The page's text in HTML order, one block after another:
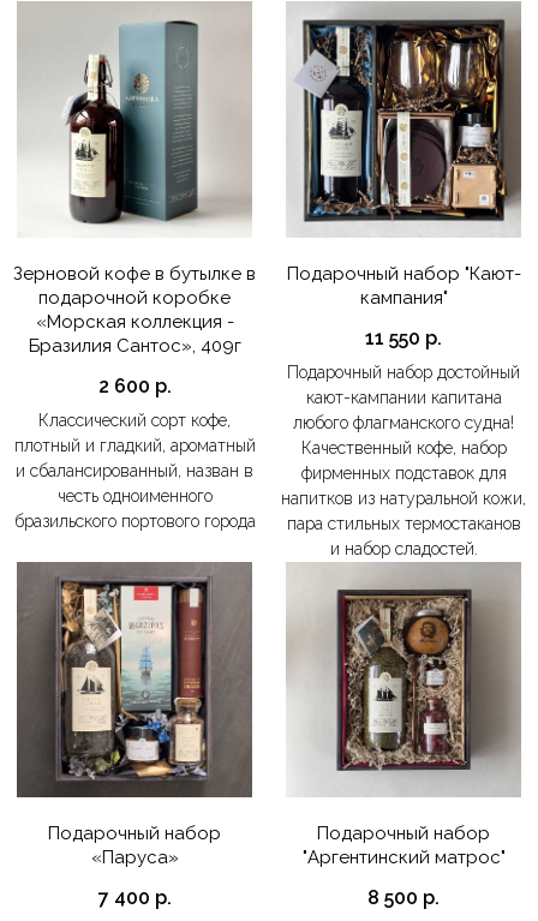
Зерновой кофе в бутылке в
подарочной коробке
«Морская коллекция -
Бразилия Сантос», 409г
2 600 р.
Классический сорт кофе,
плотный и гладкий, ароматный
и сбалансированный, назван в
честь одноименного
бразильского портового города
Подарочный набор "Кают-
кампания"
11 550 р.
Подарочный набор достойный
кают-кампании капитана
любого флагманского судна!
Качественный кофе, набор
фирменных подставок для
напитков из натуральной кожи,
пара стильных термостаканов
и набор сладостей.
Подарочный набор
«Паруса»
7 400 р.
Подарочный набор
"Аргентинский матрос"
8 500 р.